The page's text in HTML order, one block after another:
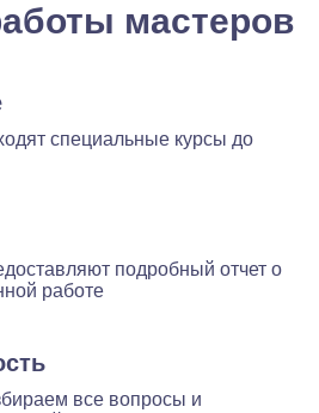
мастеров
специальные курсы до
подробный отчет о
работе
все вопросы и